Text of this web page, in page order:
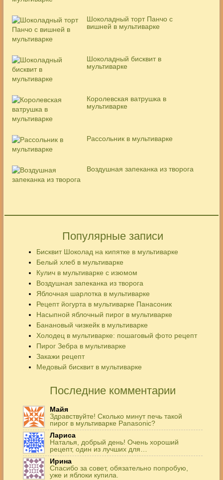
Шоколадный торт Панчо с
вишней в мультиварке
Шоколадный бисквит в
мультиварке
Королевская ватрушка в
мультиварке
Рассольник в мультиварке
Воздушная запеканка из творога
Популярные записи
Бисквит Шоколад на кипятке в мультиварке
Белый хлеб в мультиварке
Кулич в мультиварке с изюмом
Воздушная запеканка из творога
Яблочная шарлотка в мультиварке
Рецепт йогурта в мультиварке Панасоник
Насыпной яблочный пирог в мультиварке
Банановый чизкейк в мультиварке
Холодец в мультиварке: пошаговый фото рецепт
Пирог Зебра в мультиварке
Закажи рецепт
Медовый бисквит в мультиварке
Последние комментарии
Майя
Здравствуйте! Сколько минут печь такой
пирог в мультиварке Panasonic?
Лариса
Наталья, добрый день! Очень хороший
рецепт, один из лучших для…
Ирина
Спасибо за совет, обязательно попробую,
уже и яблоки купила.